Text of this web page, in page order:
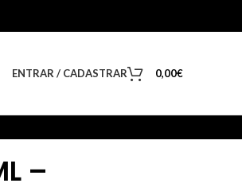
ENTRAR / CADASTRAR 0,00€
–